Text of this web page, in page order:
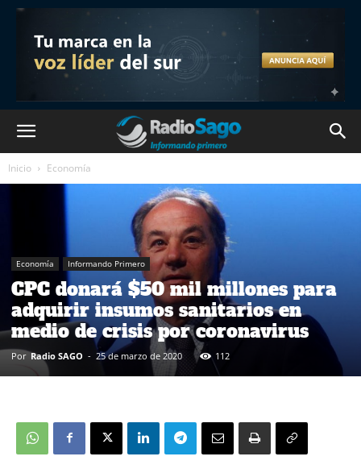
Inicio Economía
Economía Informando Primero
CPC donará $50 mil millones para
adquirir insumos sanitarios en
medio de crisis por coronavirus
Por Radio SAGO - 25 de marzo de 2020 112